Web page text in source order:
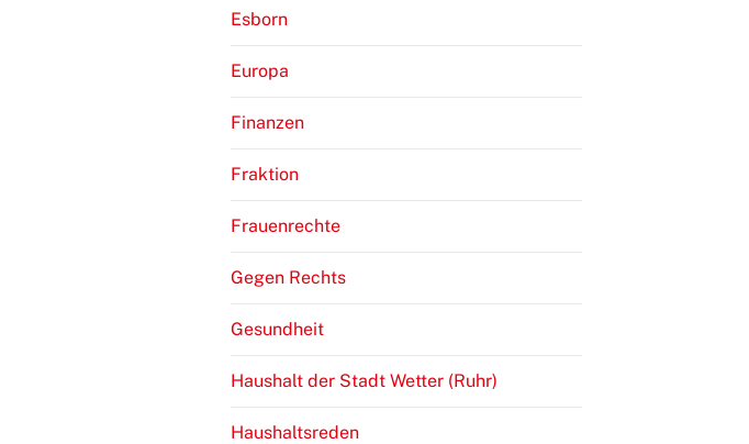
Esborn
Europa
Finanzen
Fraktion
Frauenrechte
Gegen Rechts
Gesundheit
Haushalt der Stadt Wetter (Ruhr)
Haushaltsreden